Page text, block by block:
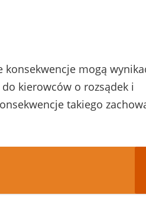
mogą
kierowców o rozsądek i
takiego